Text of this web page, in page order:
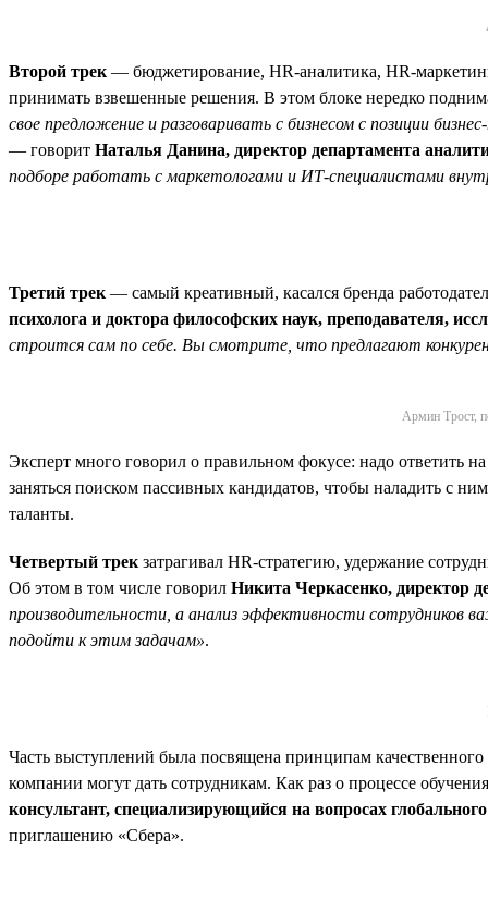
Второй трек — бюджетирование, HR-аналитика, HR-
принимать взвешенные решения. В этом блоке нередко
свое предложение и разговаривать с бизнесом с позиции
— говорит Наталья Данина, директор департамента
подборе работать с маркетологами и ИТ-специалистами
Третий трек — самый креативный, касался бренда
психолога и доктора философских наук, преподавателя,
строится сам по себе. Вы смотрите, что предлагают
Армин Трост,
Эксперт много говорил о правильном фокусе: надо ответить
заняться поиском пассивных кандидатов, чтобы наладить с
таланты.
Четвертый трек затрагивал HR-стратегию, удержание
Об этом в том числе говорил Никита Черкасенко, директор
производительности, а анализ эффективности сотрудников
подойти к этим задачам».
Часть выступлений была посвящена принципам
компании могут дать сотрудникам. Как раз о процессе
консультант, специализирующийся на вопросах
приглашению «Сбера».